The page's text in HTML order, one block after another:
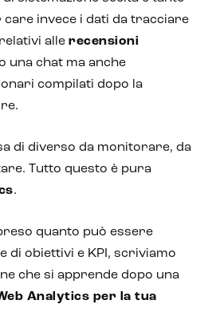
invece i dati da tracciare
alle recensioni
una chat ma anche
compilati dopo la
di diverso da monitorare, da
Tutto questo è pura
.
quanto può essere
di obiettivi e KPI, scriviamo
che si apprende dopo una
Analytics per la tua